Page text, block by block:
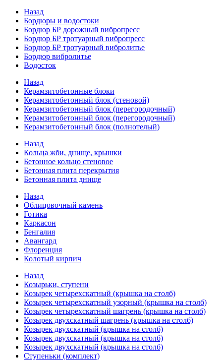
Назад
Бордюры и водостоки
Бордюр БР дорожный вибропресс
Бордюр БР тротуарный вибропресс
Бордюр БР тротуарный вибролитье
Бордюр вибролитье
Водосток
Назад
Керамзитобетонные блоки
Керамзитобетонный блок (стеновой)
Керамзитобетонный блок (перегородочный)
Керамзитобетонный блок (перегородочный)
Керамзитобетонный блок (полнотелый)
Назад
Кольца жби, днище, крышки
Бетонное кольцо стеновое
Бетонная плита перекрытия
Бетонная плита днище
Назад
Облицовочный камень
Готика
Каркасон
Бенгалия
Авангард
Флоренция
Колотый кирпич
Назад
Козырьки, ступени
Козырек четырехскатный (крышка на столб)
Козырек четырехскатный узорный (крышка на столб)
Козырек четырехскатный шагрень (крышка на столб)
Козырек двухскатный шагрень (крышка на столб)
Козырек двухскатный (крышка на столб)
Козырек двухскатный (крышка на столб)
Козырек двухскатный (крышка на столб)
Ступеньки (комплект)